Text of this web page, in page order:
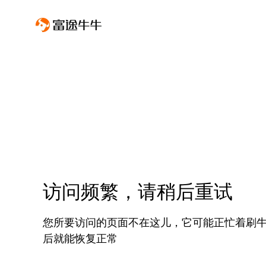
访问频繁，请稍后重试
您所要访问的页面不在这儿，它可能正忙着刷
后就能恢复正常